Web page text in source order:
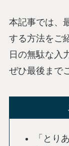
本記事では、
する方法をご
日の無駄な入
ぜひ最後まで
「とり